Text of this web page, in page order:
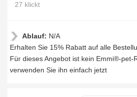
27 klickt
Ablauf: N/A
Erhalten Sie 15% Rabatt auf alle
Für dieses Angebot ist kein Emmi®-pet-
verwenden Sie ihn einfach jetzt